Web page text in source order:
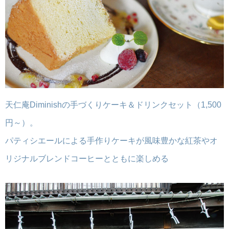
天仁庵Diminishの手づくりケーキ＆ドリンクセット（1,500
円～）。
パティシエールによる手作りケーキが風味豊かな紅茶やオ
リジナルブレンドコーヒーとともに楽しめる